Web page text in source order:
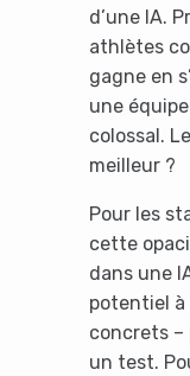
d’une IA.
athlètes
gagne en
une
colossal.
meilleur ?
Pour les
cette
dans une
potentiel à
concrets –
un test.